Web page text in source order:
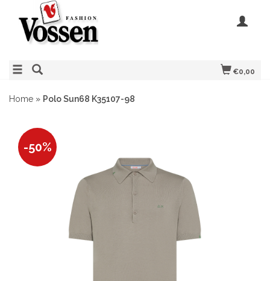
€0,00
Home » Polo Sun68 K35107-98
-50%